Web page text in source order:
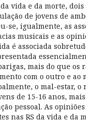
vida e da morte,
de jovens de
se, igualmente, as
musicais e as
é associada
mais do que os
com o outro e ao
o mal-estar, o
de 15-16 anos,
pessoal. As
nas RS da vida e da